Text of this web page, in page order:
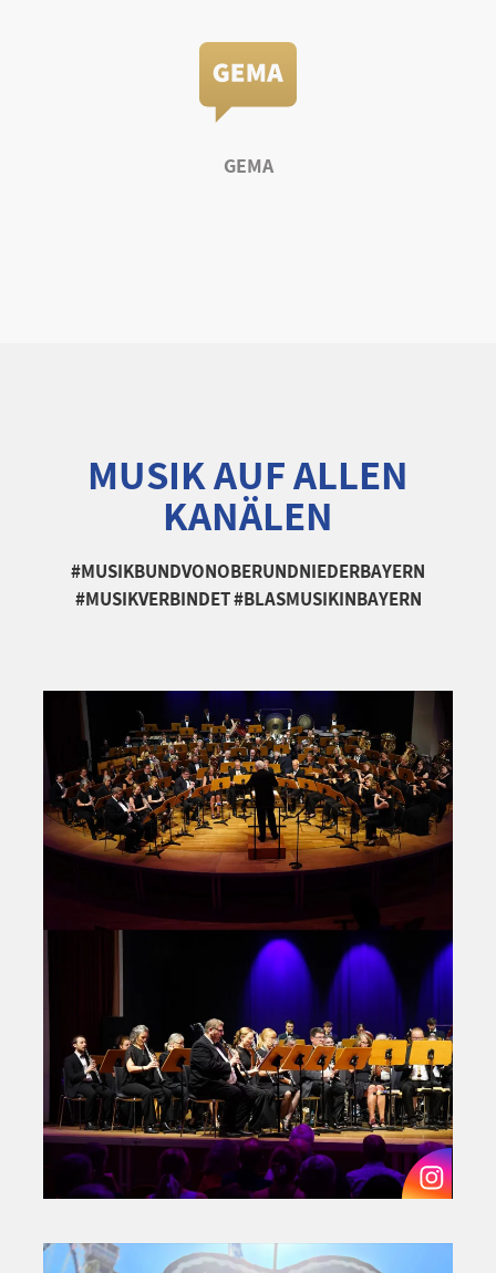
GEMA
MUSIK AUF ALLEN
KANÄLEN
#MUSIKBUNDVONOBERUNDNIEDERBAYERN
#MUSIKVERBINDET #BLASMUSIKINBAYERN